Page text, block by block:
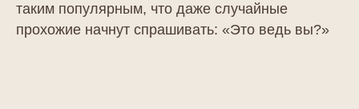
таким популярным, что даже случайные
прохожие начнут спрашивать: «Это ведь вы?»